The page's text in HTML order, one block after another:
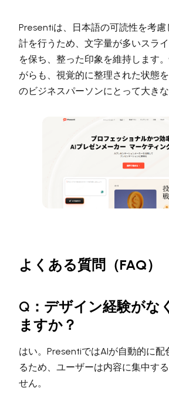
Presentiは、日本語の可読性を考
計を行うため、文字量が多いスラ
を保ち、整った印象を維持します
がらも、視覚的に整理された状態
のビジネスパーソンにとって大きな
よくある質問（FAQ）
Q：デザイン経験がな
ますか？
はい。PresentiではAIが自動的に配
るため、ユーザーは内容に集中す
せん。